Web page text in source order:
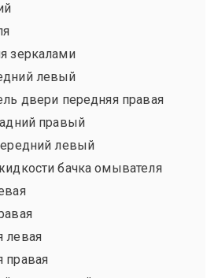
зеркалами
левый
двери передняя правая
правый
левый
бачка омывателя
левая
правая